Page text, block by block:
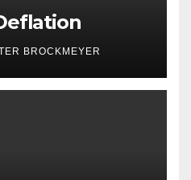
BROCKMEYER